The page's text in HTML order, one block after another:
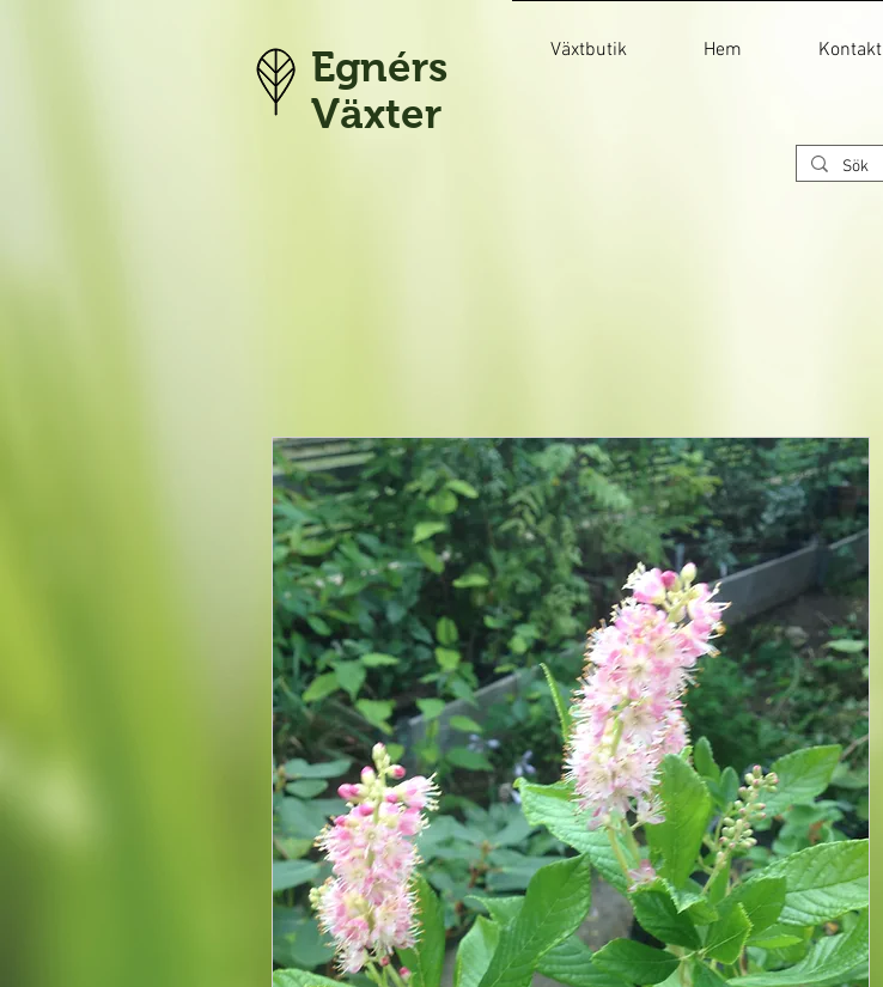
Egnérs
Växter
Växtbutik Hem Kontakt